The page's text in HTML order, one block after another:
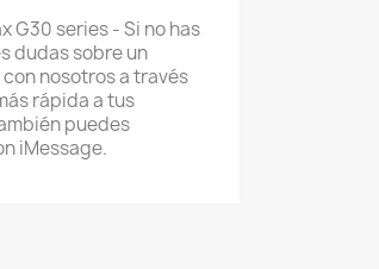
G30 series - Si no has
dudas sobre un
nosotros a través
rápida a tus
puedes
iMessage.